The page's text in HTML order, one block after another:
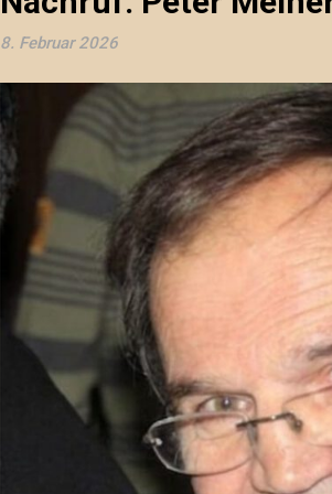
8. Februar 2026